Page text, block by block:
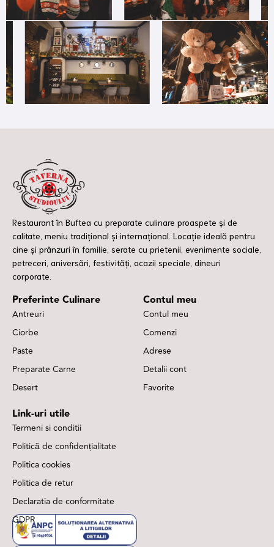
Restaurant în Buftea cu preparate culinare proaspete și de
calitate, meniu tradițional și internațional. Locație ideală pentru
cine și prânzuri în familie, serate cu prietenii, evenimente sociale,
petreceri, aniversări, festivități, ocazii speciale, dineuri
corporate.
Preferinte Culinare
Antreuri
Ciorbe
Paste
Preparate Carne
Desert
Contul meu
Contul meu
Comenzi
Adrese
Detalii cont
Favorite
Link-uri utile
Termeni si conditii
Politică de confidențialitate
Politica cookies
Politica de retur
Declaratia de conformitate
GDPR